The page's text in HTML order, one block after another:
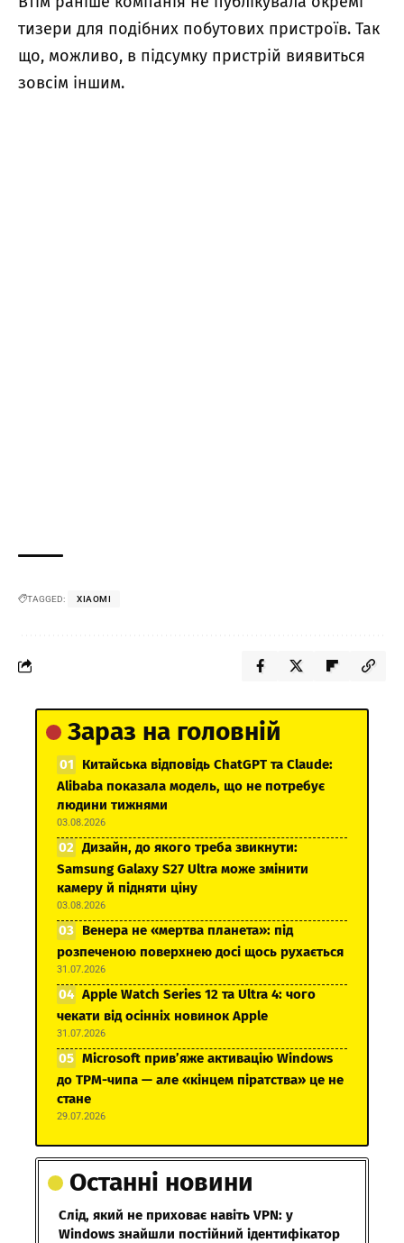
тизери для подібних побутових пристроїв. Так
що, можливо, в підсумку пристрій виявиться
зовсім іншим.
TAGGED: XIAOMI
Зараз на головній
Китайська відповідь ChatGPT та Claude:
Alibaba показала модель, що не потребує
людини тижнями
03.08.2026
Дизайн, до якого треба звикнути:
Samsung Galaxy S27 Ultra може змінити
камеру й підняти ціну
03.08.2026
Венера не «мертва планета»: під
розпеченою поверхнею досі щось рухається
31.07.2026
Apple Watch Series 12 та Ultra 4: чого
чекати від осінніх новинок Apple
31.07.2026
Microsoft прив’яже активацію Windows
до TPM-чипа — але «кінцем піратства» це не
стане
29.07.2026
Останні новини
Слід, який не приховає навіть VPN: у
Windows знайшли постійний ідентифікатор